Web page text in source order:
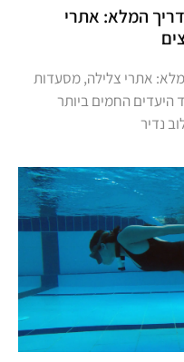
המלא: אתרי
אתרי צלילה, מסעדות
היעדים החמים ביותר
נדיר